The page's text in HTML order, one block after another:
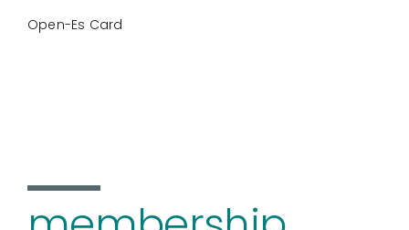
Open-Es Card